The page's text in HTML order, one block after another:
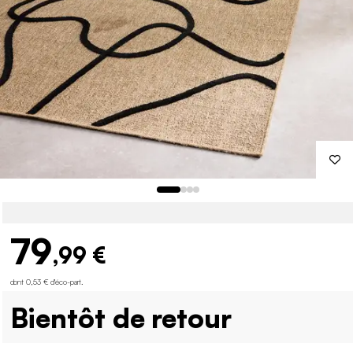
79,99 €
dont 0,53 € d'éco-part
Bientôt de retour